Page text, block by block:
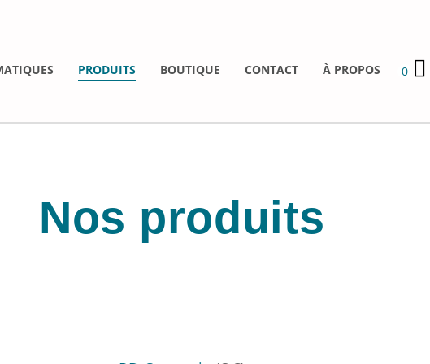
PRODUITS BOUTIQUE CONTACT À PROPOS 0
Nos produits